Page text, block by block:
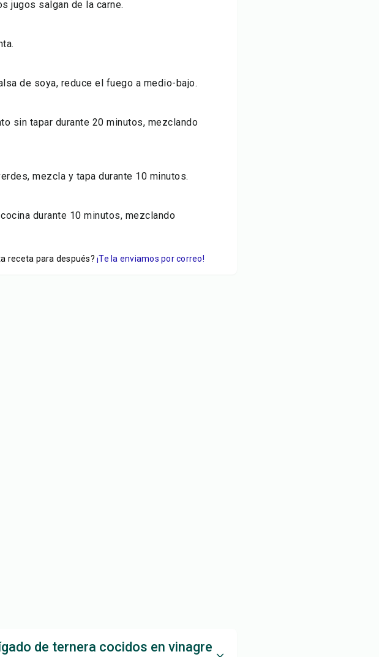
jugos salgan de la carne.
de soya, reduce el fuego a medio-bajo.
sin tapar durante 20 minutos, mezclando
mezcla y tapa durante 10 minutos.
durante 10 minutos, mezclando
receta para después? ¡Te la enviamos por correo!
de ternera cocidos en vinagre